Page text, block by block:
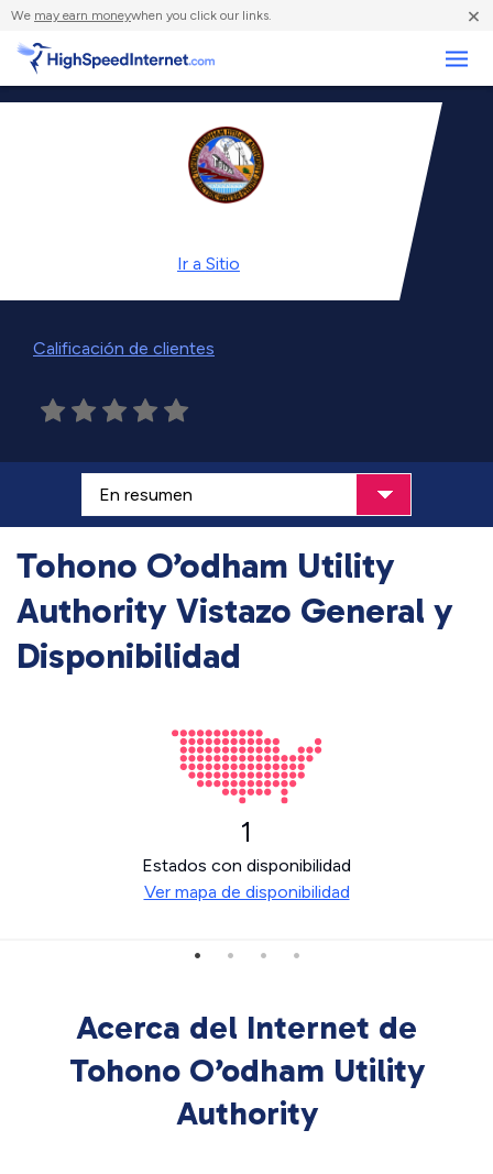
We may earn moneywhen you click our links. ×
Ir a Sitio
Calificación de clientes
Tohono O’odham Utility
Authority Vistazo General y
Disponibilidad
1
Estados con disponibilidad
Ver mapa de disponibilidad
Acerca del Internet de
Tohono O’odham Utility
Authority